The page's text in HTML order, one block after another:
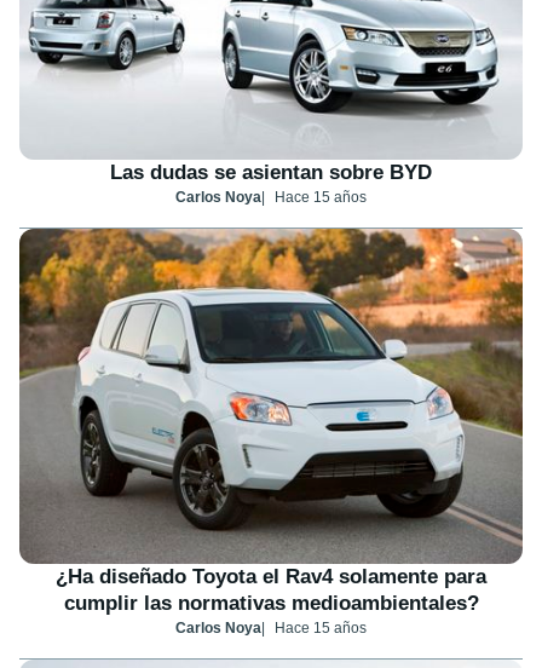
Las dudas se asientan sobre BYD
Carlos Noya Hace 15 años
¿Ha diseñado Toyota el Rav4 solamente para
cumplir las normativas medioambientales?
Carlos Noya Hace 15 años